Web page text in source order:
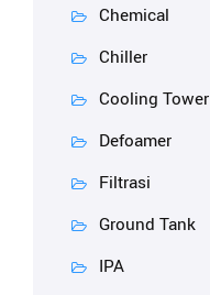
Chemical
Chiller
Cooling Tower
Defoamer
Filtrasi
Ground Tank
IPA